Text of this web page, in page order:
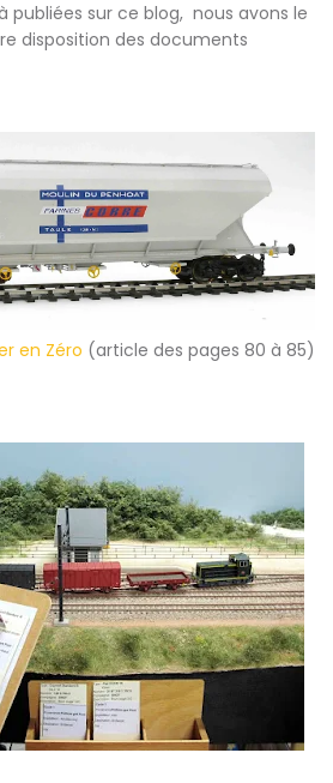
publiées sur ce blog, nous avons le
disposition des documents
en Zéro (article des pages 80 à 85)